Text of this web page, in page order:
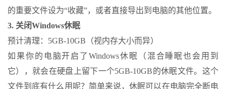
的重要文件设为“收藏”，或者直接导出到电脑的其他位置。
3. 关闭Windows休眠
预计清理：5GB-10GB（视内存大小而异）
如果你的电脑开启了Windows休眠（混合睡眠也会用到
它），就会在硬盘上留下一个5GB-10GB的休眠文件。这个
文件到底有什么用呢？简单来说，休眠可以在电脑完全断电